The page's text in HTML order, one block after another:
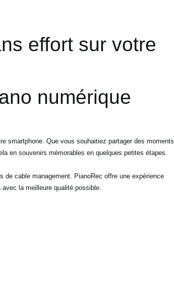
effort sur votre
numérique
smartphone. Que vous souhaitiez partager des moments
en souvenirs mémorables en quelques petites étapes.
cable management. PianoRec offre une expérience
la meilleure qualité possible.